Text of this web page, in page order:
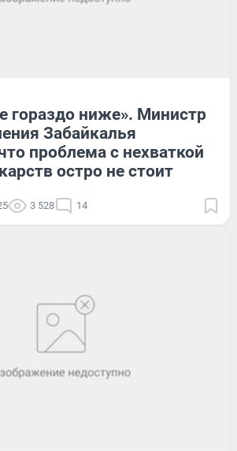
гораздо ниже». Министр
Забайкалья
проблема с нехваткой
остро не стоит
3 528 14